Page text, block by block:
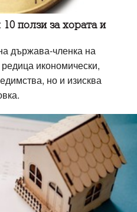
ползи за хората и
държава-членка на
икономически,
но и изисква